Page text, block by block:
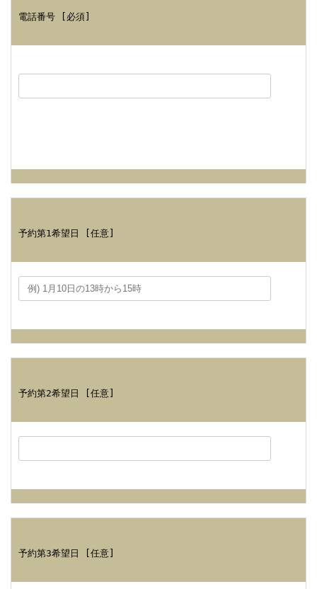
電話番号 [必須]
予約第1希望日 [任意]
予約第2希望日 [任意]
予約第3希望日 [任意]